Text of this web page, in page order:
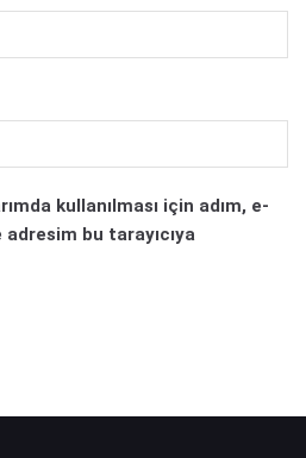
kullanılması için adım, e-
bu tarayıcıya